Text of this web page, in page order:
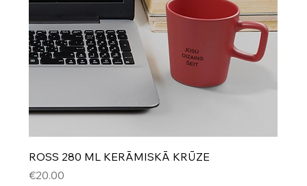
ROSS 280 ML KERĀMISKĀ KRŪZE
Cena
€20.00